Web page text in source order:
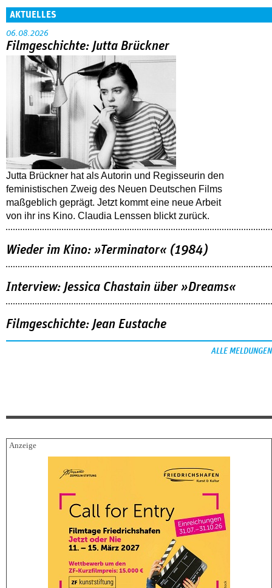
AKTUELLES
06.08.2026
Filmgeschichte: Jutta Brückner
Jutta Brückner hat als Autorin und Regisseurin den
feministischen Zweig des Neuen Deutschen Films
maßgeblich geprägt. Jetzt kommt eine neue Arbeit
von ihr ins Kino. Claudia Lenssen blickt zurück.
Wieder im Kino: »Terminator« (1984)
Interview: Jessica Chastain über »Dreams«
Filmgeschichte: Jean Eustache
ALLE MELDUNGEN